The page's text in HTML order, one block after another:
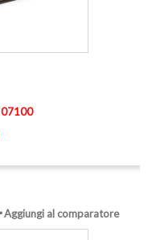
07100
Aggiungi al comparatore